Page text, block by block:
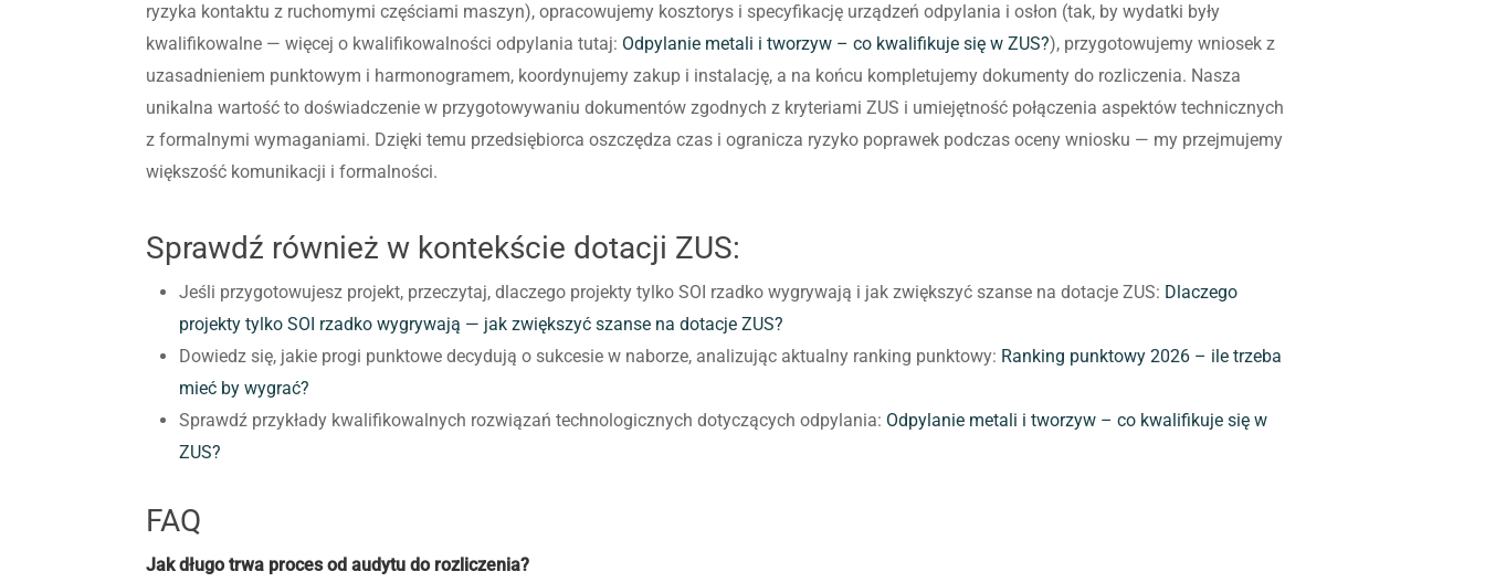
ryzyka kontaktu z ruchomymi częściami maszyn), opracowujemy kosztorys i specyfikację urządzeń odpylania i osłon (tak, by wydatki były
kwalifikowalne — więcej o kwalifikowalności odpylania tutaj: Odpylanie metali i tworzyw – co kwalifikuje się w ZUS?), przygotowujemy wniosek z
uzasadnieniem punktowym i harmonogramem, koordynujemy zakup i instalację, a na końcu kompletujemy dokumenty do rozliczenia. Nasza
unikalna wartość to doświadczenie w przygotowywaniu dokumentów zgodnych z kryteriami ZUS i umiejętność połączenia aspektów technicznych
z formalnymi wymaganiami. Dzięki temu przedsiębiorca oszczędza czas i ogranicza ryzyko poprawek podczas oceny wniosku — my przejmujemy
większość komunikacji i formalności.
Sprawdź również w kontekście dotacji ZUS:
Jeśli przygotowujesz projekt, przeczytaj, dlaczego projekty tylko SOI rzadko wygrywają i jak zwiększyć szanse na dotacje ZUS: Dlaczego
projekty tylko SOI rzadko wygrywają — jak zwiększyć szanse na dotacje ZUS?
Dowiedz się, jakie progi punktowe decydują o sukcesie w naborze, analizując aktualny ranking punktowy: Ranking punktowy 2026 – ile trzeba
mieć by wygrać?
Sprawdź przykłady kwalifikowalnych rozwiązań technologicznych dotyczących odpylania: Odpylanie metali i tworzyw – co kwalifikuje się w
ZUS?
FAQ
Jak długo trwa proces od audytu do rozliczenia?